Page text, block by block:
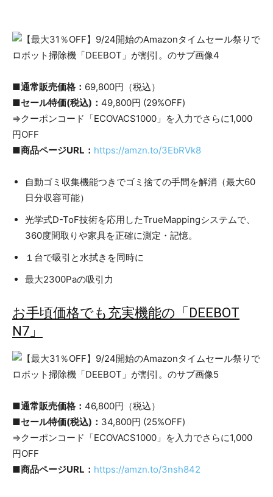
■通常販売価格： 69,800円（税込）
■セール特価(税込)： 49,800円 (29%OFF)
⇒クーポンコード「ECOVACS1000」を入力でさらに1,000
円OFF
■商品ページURL： https://amzn.to/3EbRVk8
自動ゴミ収集機能つきでゴミ捨ての手間を解消（最大60
日分収容可能）
光学式D-ToF技術を応用したTrueMappingシステムで、
360度間取りや家具を正確に測定・記憶。
１台で吸引と水拭きを同時に
最大2300Paの吸引力
お手頃価格でも充実機能の「DEEBOT
N7」
■通常販売価格： 46,800円（税込）
■セール特価(税込)： 34,800円 (25%OFF)
⇒クーポンコード「ECOVACS1000」を入力でさらに1,000
円OFF
■商品ページURL： https://amzn.to/3nsh842